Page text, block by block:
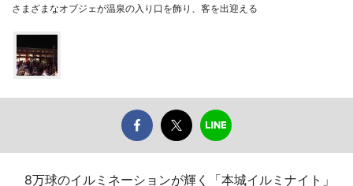
さまざまなオブジェが温泉の入り口を飾り、客を出迎える
8万球のイルミネーションが輝く「本城イルミナイト」